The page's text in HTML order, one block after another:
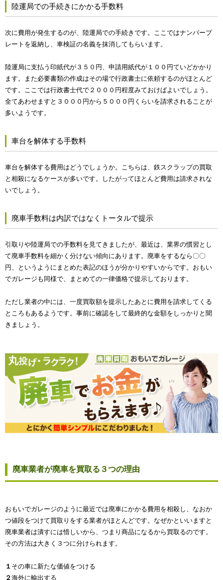
陸運局での手続きにかかる手数料
次に費用が発生するのが、陸運局での手続きです。ここではナンバープ
レートを返納し、車検証の名義を抹消してもらいます。
陸運局に支払う印紙代が３５０円、申請用紙代が１００円ていどかかり
ます。また必要書類の作成はその場で行政書士に依頼するのがほとんど
です。ここでは行政書士代で２０００円程度みておけばよいでしょう。
全てあわせますと３０００円から５０００円くらいを請求されることが
多いようです。
車台を解体する手数料
車台を解体する費用はどうでしょうか。こちらは、鉄スクラップの買取
と相殺になるケースが多いです。したがってほとんど費用は請求されな
いでしょう。
廃車手数料は内訳ではなくトータルで提示
引取りや陸運局での手数料を見てきましたが、最近は、業界の慣習とし
て廃車手数料を細かく分けない傾向にあります。廃車をするなら〇〇
円、というようにまとめた表記のほうが分かりやすいからです。おもい
でガレージも同様で、まとめての一律価格で提示しております。
ただし業者の中には、一度買取額を提示したあとに費用を請求してくる
ところもあるようです。事前に確認をして最終的な金額をしっかりと聞
きましょう。
廃車業者が廃車を買取る３つの理由
おもいでガレージのように最近では廃車にかかる費用を相殺し、なおか
つ値段をつけて買取りをする業者がほとんどです。なぜかといいますと
廃車業者は潰すには惜しいから、つまり商品になるから買取るのです。
その方法は大きく３つに分けられます。
１ その車に新たな価値をつける
２海外に輸出する